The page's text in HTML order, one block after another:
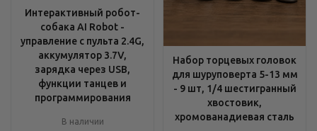
Интерактивный робот-
собака AI Robot -
управление с пульта 2.4G,
аккумулятор 3.7V,
зарядка через USB,
функции танцев и
программирования
В наличии
Набор торцевых головок
для шуруповерта 5-13 мм
- 9 шт, 1/4 шестигранный
хвостовик,
хромованадиевая сталь